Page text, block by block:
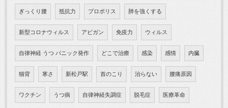
ぎっくり腰 抵抗力 プロポリス 肺を強くする
新型コロナウィルス アビガン 免疫力 ウィルス
自律神経 うつ パニック発作 どこで治療 感染 感情 内臓
猫背 寒さ 新松戸駅 首のこり 治らない 腰痛原因
ワクチン うつ病 自律神経失調症 脱毛症 医療革命